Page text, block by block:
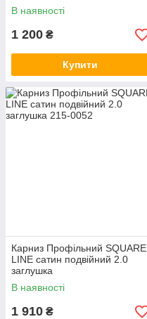
В наявності
1 200 ₴
Купити
Карниз Профільний SQUARE
LINE сатин подвійний 2.0
заглушка
В наявності
1 910 ₴